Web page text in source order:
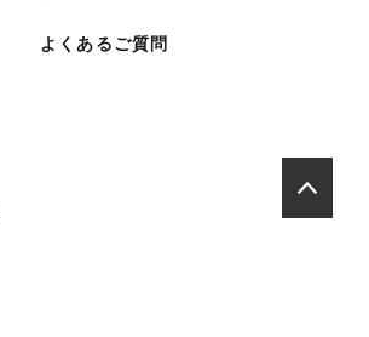
よくあるご質問